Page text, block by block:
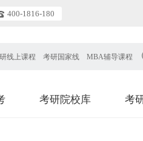
400-1816-180
研线上课程 考研国家线 MBA辅导课程
考研院校库 考